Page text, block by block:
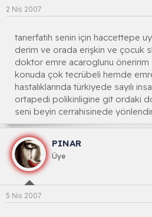
2 Nis 2007
tanerfatih senin için haccettepe
derim ve orada erişkin ve çocuk
doktor emre acaroglunu öneririm
konuda çok tecrübeli hemde
hastalıklarında türkiyede sayılı
ortapedi polikinligine git ordaki
seni beyin cerrahisinede
PINAR
Üye
5 Nis 2007